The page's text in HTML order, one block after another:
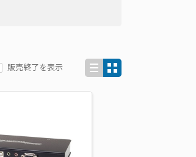
販売終了を表示